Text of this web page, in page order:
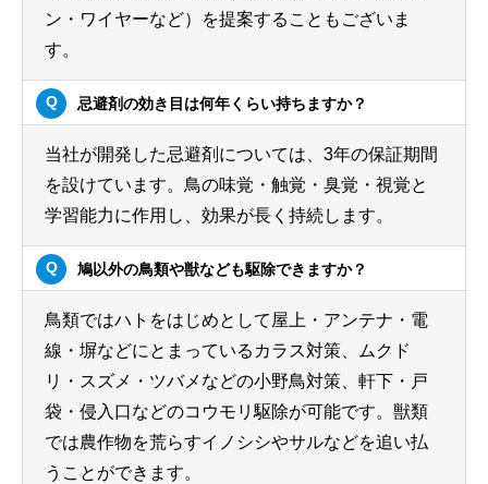
ン・ワイヤーなど）を提案することもございま
す。
忌避剤の効き目は何年くらい持ちますか？
当社が開発した忌避剤については、3年の保証期間
を設けています。鳥の味覚・触覚・臭覚・視覚と
学習能力に作用し、効果が長く持続します。
鳩以外の鳥類や獣なども駆除できますか？
鳥類ではハトをはじめとして屋上・アンテナ・電
線・塀などにとまっているカラス対策、ムクド
リ・スズメ・ツバメなどの小野鳥対策、軒下・戸
袋・侵入口などのコウモリ駆除が可能です。獣類
では農作物を荒らすイノシシやサルなどを追い払
うことができます。